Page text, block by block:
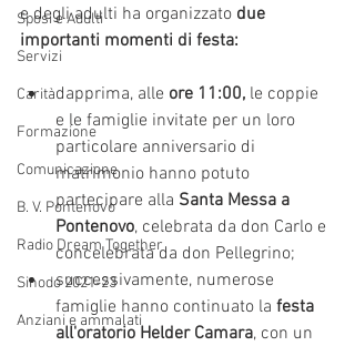
Sposi e Adulti
Servizi
Carità
Formazione
Comunicazione
B. V. Pontenovo
Radio Dream Together
Sinodo 2021-23
Anziani e ammalati
e degli adulti ha organizzato due
importanti momenti di festa:
dapprima, alle ore 11:00, le coppie
e le famiglie invitate per un loro
particolare anniversario di
matrimonio hanno potuto
partecipare alla Santa Messa a
Pontenovo, celebrata da don Carlo e
concelebrata da don Pellegrino;
successivamente, numerose
famiglie hanno continuato la festa
all'oratorio Helder Camara, con un